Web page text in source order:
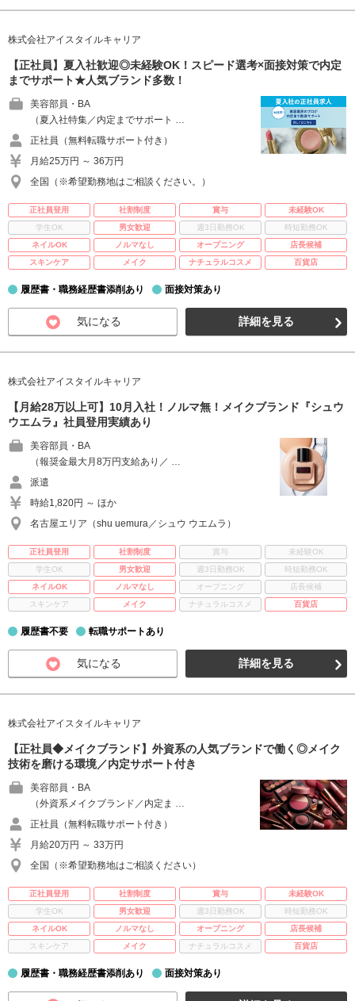
株式会社アイスタイルキャリア
【正社員】夏入社歓迎◎未経験OK！スピード選考×面接対策で内定
までサポート★人気ブランド多数！
美容部員・BA
（夏入社特集／内定までサポート …
正社員（無料転職サポート付き）
月給25万円 ～ 36万円
全国（※希望勤務地はご相談ください。）
正社員登用 社割制度 賞与
未経験OK
学生OK
男女歓迎 週3日勤務OK
時短勤務OK
ネイルOK
ノルマなし オープニング
店長候補
スキンケア
メイク ナチュラルコスメ 百貨店
履歴書・職務経歴書添削あり 面接対策あり
気になる 詳細を見る
株式会社アイスタイルキャリア
【月給28万以上可】10月入社！ノルマ無！メイクブランド『シュウ
ウエムラ』社員登用実績あり
美容部員・BA
（報奨金最大月8万円支給あり／ …
派遣
時給1,820円 ～ ほか
名古屋エリア（shu uemura／シュウ ウエムラ）
正社員登用 社割制度 賞与
未経験OK
学生OK
男女歓迎 週3日勤務OK
時短勤務OK
ネイルOK
ノルマなし オープニング
店長候補
スキンケア
メイク ナチュラルコスメ 百貨店
履歴書不要 転職サポートあり
気になる 詳細を見る
株式会社アイスタイルキャリア
【正社員◆メイクブランド】外資系の人気ブランドで働く◎メイク
技術を磨ける環境／内定サポート付き
美容部員・BA
（外資系メイクブランド／内定ま …
正社員（無料転職サポート付き）
月給20万円 ～ 33万円
全国（※希望勤務地はご相談ください）
正社員登用 社割制度 賞与
未経験OK
学生OK
男女歓迎 週3日勤務OK
時短勤務OK
ネイルOK
ノルマなし オープニング
店長候補
スキンケア
メイク ナチュラルコスメ 百貨店
履歴書・職務経歴書添削あり 面接対策あり